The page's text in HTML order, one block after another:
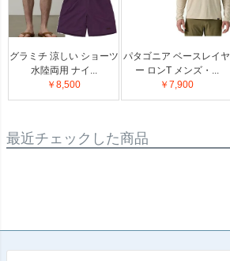
グラミチ 涼しい ショーツ
水陸両用 ナイ...
￥8,500
パタゴニア ベースレイヤ
ー ロンT メンズ・...
￥7,900
最近チェックした商品